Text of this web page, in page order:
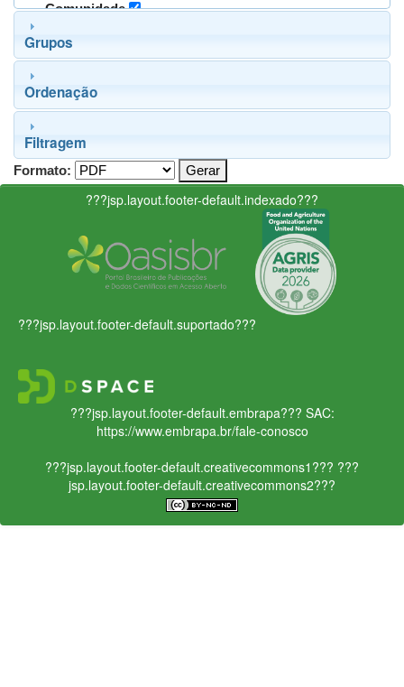
Comunidade
Grupos
Ordenação
Filtragem
Formato:
???jsp.layout.footer-default.indexado???
???jsp.layout.footer-default.suportado???
???jsp.layout.footer-default.embrapa??? SAC:
https://www.embrapa.br/fale-conosco
???jsp.layout.footer-default.creativecommons1??? ???
jsp.layout.footer-default.creativecommons2???